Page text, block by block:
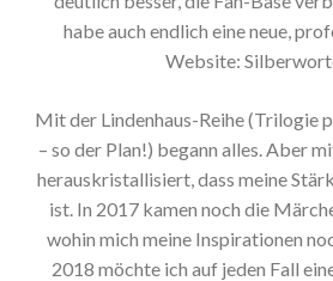
habe auch endlich eine neue,
Website:
Mit der Lindenhaus-Reihe (Trilogie
– so der Plan!) begann alles. Aber
herauskristallisiert, dass meine
ist. In 2017 kamen noch die
wohin mich meine Inspirationen
2018 möchte ich auf jeden Fall